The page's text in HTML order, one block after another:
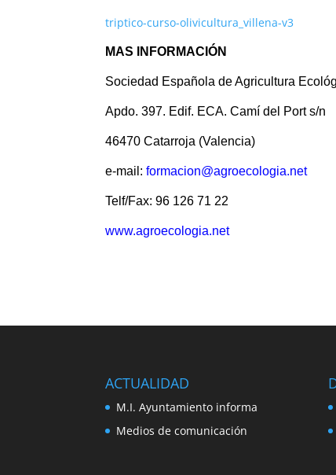
triptico-curso-olivicultura_villena-v3
MAS INFORMACIÓN
Sociedad Española de Agricultura
Apdo. 397. Edif. ECA. Camí del Port s/n
46470 Catarroja (Valencia)
e-mail:formacion@agroecologia.net
Telf/Fax: 96 126 71 22
www.agroecologia.net
ACTUALIDAD
M.I. Ayuntamiento informa
Medios de comunicación